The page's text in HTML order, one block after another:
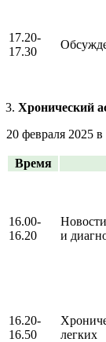
17.20-
17.30
Хронический
20 февраля
Время
16.00-
16.20
и
16.20-
16.50
легких